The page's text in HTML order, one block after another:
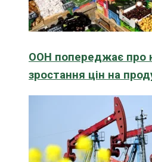
ООН попереджає про
зростання цін на